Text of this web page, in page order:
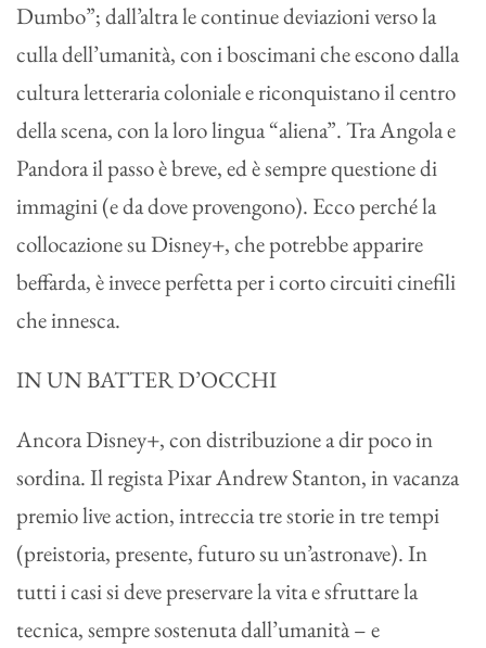
Dumbo”; dall’altra le continue deviazioni verso la
culla dell’umanità, con i boscimani che escono dalla
cultura letteraria coloniale e riconquistano il centro
della scena, con la loro lingua “aliena”. Tra Angola e
Pandora il passo è breve, ed è sempre questione di
immagini (e da dove provengono). Ecco perché la
collocazione su Disney+, che potrebbe apparire
beffarda, è invece perfetta per i corto circuiti cinefili
che innesca.
IN UN BATTER D’OCCHI
Ancora Disney+, con distribuzione a dir poco in
sordina. Il regista Pixar Andrew Stanton, in vacanza
premio live action, intreccia tre storie in tre tempi
(preistoria, presente, futuro su un’astronave). In
tutti i casi si deve preservare la vita e sfruttare la
tecnica, sempre sostenuta dall’umanità – e